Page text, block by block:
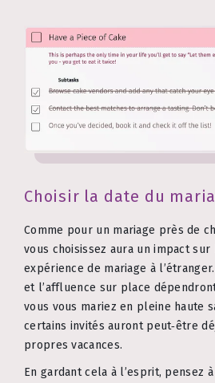
Choisir la date du
Comme pour un mariage près de
vous choisissez aura un impact
expérience de mariage à
et l’affluence sur place
vous vous mariez en pleine haute
certains invités auront peut‑être
propres vacances.
En gardant cela à l’esprit, pensez